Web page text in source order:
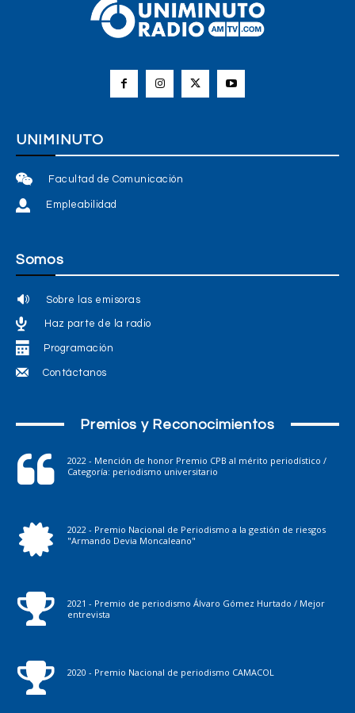
UNIMINUTO
Facultad de Comunicación
Empleabilidad
Somos
Sobre las emisoras
Haz parte de la radio
Programación
Contáctanos
Premios y Reconocimientos
2022 - Mención de honor Premio CPB al mérito periodístico /
Categoría: periodismo universitario
2022 - Premio Nacional de Periodismo a la gestión de riesgos
"Armando Devia Moncaleano"
2021 - Premio de periodismo Álvaro Gómez Hurtado / Mejor
entrevista
2020 - Premio Nacional de periodismo CAMACOL